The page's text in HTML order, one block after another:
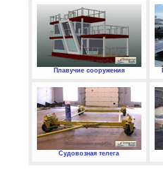
Плавучие сооружения
Судовозная телега